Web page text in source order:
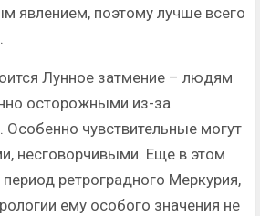
явлением, поэтому лучше всего
Лунное затмение – людям
осторожными из-за
чувствительные могут
несговорчивыми. Еще в этом
ретроградного Меркурия,
ему особого значения не